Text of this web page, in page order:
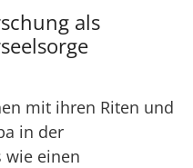
als
mit ihren Riten und
in der
wie einen